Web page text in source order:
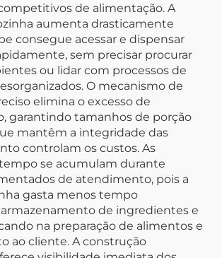
de alimentação. A
aumenta drasticamente
consegue acessar e dispensar
sem precisar procurar
ou lidar com processos de
O mecanismo de
elimina o excesso de
garantindo tamanhos de porção
mantêm a integridade das
controlam os custos. As
se acumulam durante
de atendimento, pois a
gasta menos tempo
de ingredientes e
na preparação de alimentos e
ao cliente. A construção